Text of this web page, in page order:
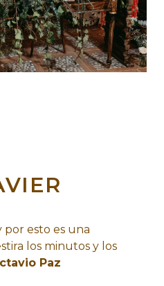
por esto es una
los minutos y los
Paz